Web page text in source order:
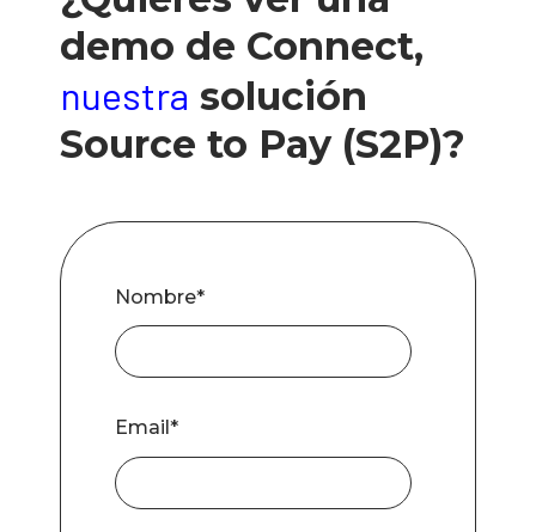
demo de Connect,
nuestra solución
Source to Pay (S2P)?
Nombre*
Email *